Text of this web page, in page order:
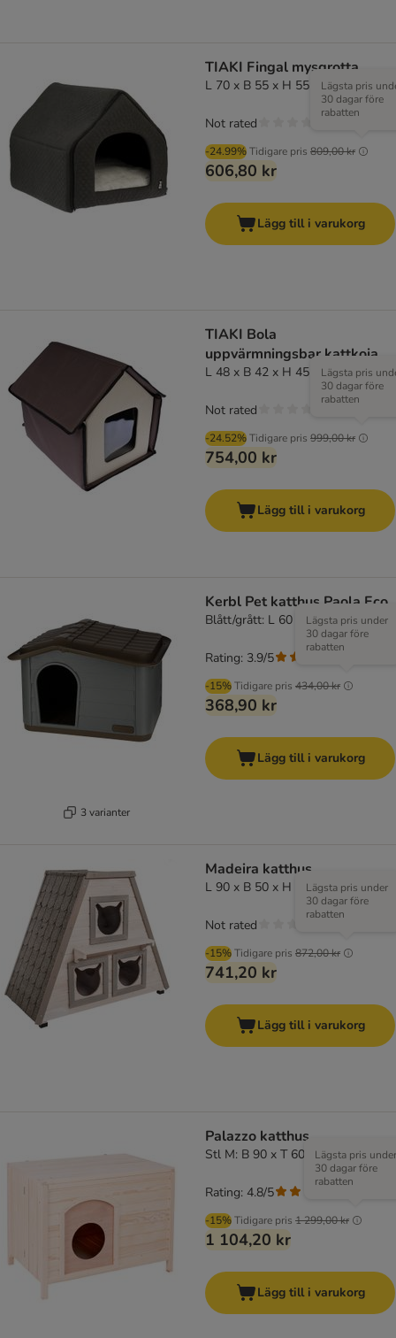
TIAKI Fingal mysgrotta
L 70 x B 55 x H 55 cm
-24.99%Tidigare pris 809,00 kr
Lägsta pris
30 dagar före
rabatten
606,80 kr
Not rated
Lägg till i varukorg
TIAKI Bola
uppvärmningsbar kattkoja
L 48 x B 42 x H 45 cm
-24.52%Tidigare pris 999,00 kr
Lägsta pris
30 dagar före
rabatten
754,00 kr
Not rated
Lägg till i varukorg
3 varianter
Kerbl Pet katthus Paola Eco
Blått/grått: L 60 x B 51 x H 41 cm
-15%Tidigare pris 434,00 kr
Lägsta pris under
30 dagar före
rabatten
368,90 kr
Rating: 3.9/5
Lägg till i varukorg
Madeira katthus
L 90 x B 50 x H 75 cm
-15%Tidigare pris 872,00 kr
Lägsta pris under
30 dagar före
rabatten
741,20 kr
Not rated
Lägg till i varukorg
Palazzo katthus
Stl M: B 90 x T 60 x H 68 cm
-15%Tidigare pris 1 299,00 kr
Lägsta pris under
30 dagar före
rabatten
1 104,20 kr
Rating: 4.8/5
Lägg till i varukorg